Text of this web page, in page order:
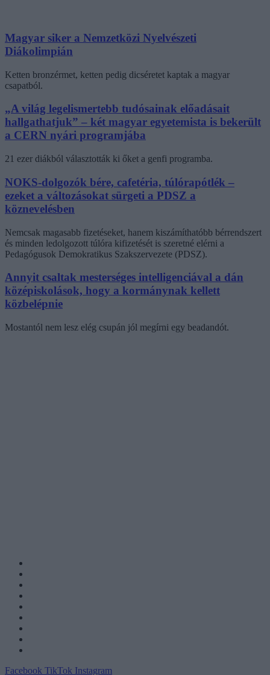
Magyar siker a Nemzetközi Nyelvészeti
Diákolimpián
Ketten bronzérmet, ketten pedig dicséretet kaptak a magyar
csapatból.
„A világ legelismertebb tudósainak előadásait
hallgathatjuk” – két magyar egyetemista is bekerült
a CERN nyári programjába
21 ezer diákból választották ki őket a genfi programba.
NOKS-dolgozók bére, cafetéria, túlórapótlék –
ezeket a változásokat sürgeti a PDSZ a
köznevelésben
Nemcsak magasabb fizetéseket, hanem kiszámíthatóbb bérrendszert
és minden ledolgozott túlóra kifizetését is szeretné elérni a
Pedagógusok Demokratikus Szakszervezete (PDSZ).
Annyit csaltak mesterséges intelligenciával a dán
középiskolások, hogy a kormánynak kellett
közbelépnie
Mostantól nem lesz elég csupán jól megírni egy beadandót.
Facebook TikTok Instagram